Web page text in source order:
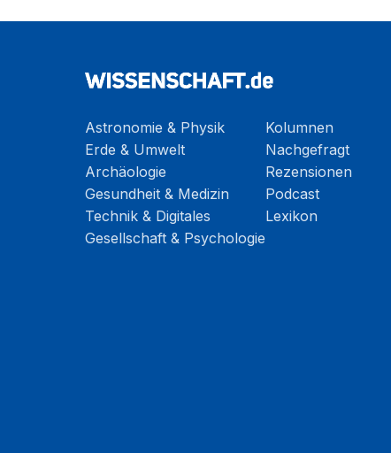
Astronomie & Physik
Erde & Umwelt
Archäologie
Gesundheit & Medizin
Technik & Digitales
Gesellschaft & Psychologie
Kolumnen
Nachgefragt
Rezensionen
Podcast
Lexikon